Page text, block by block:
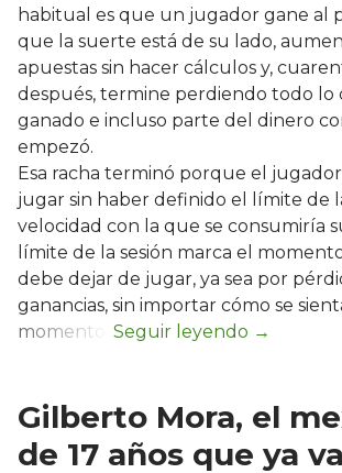
habitual es que un jugador gane al
que la suerte está de su lado,
apuestas sin hacer cálculos y,
después, termine perdiendo todo lo
ganado e incluso parte del dinero
empezó.
Esa racha terminó porque el
jugar sin haber definido el límite de
velocidad con la que se consumiría
límite de la sesión marca el
debe dejar de jugar, ya sea por
ganancias, sin importar cómo se
momento.
Gilberto Mora, el
de 17 años que ya